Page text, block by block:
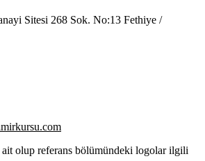
Sitesi 268 Sok. No:13 Fethiye /
ait olup referans bölümündeki logolar ilgili